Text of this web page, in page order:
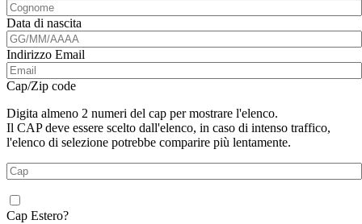
Data di nascita
Indirizzo Email
Cap/Zip code
Digita almeno 2 numeri del cap per mostrare l'elenco.
Il CAP deve essere scelto dall'elenco, in caso di intenso traffico,
l'elenco di selezione potrebbe comparire più lentamente.
Cap Estero?